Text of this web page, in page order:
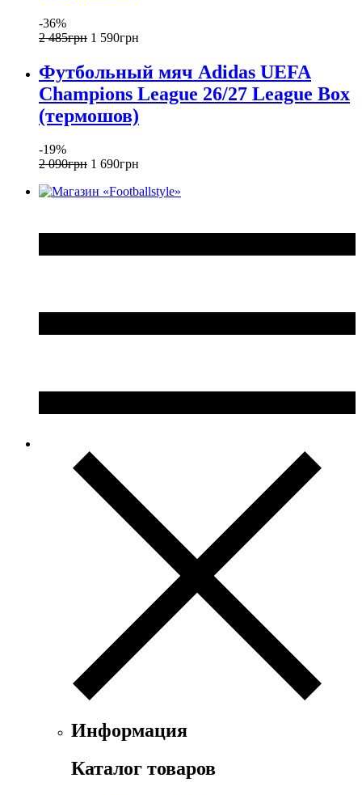
-36%
2 485грн 1 590грн
Футбольный мяч Adidas UEFA
Champions League 26/27 League Box
(термошов)
-19%
2 090грн 1 690грн
Информация
Каталог товаров